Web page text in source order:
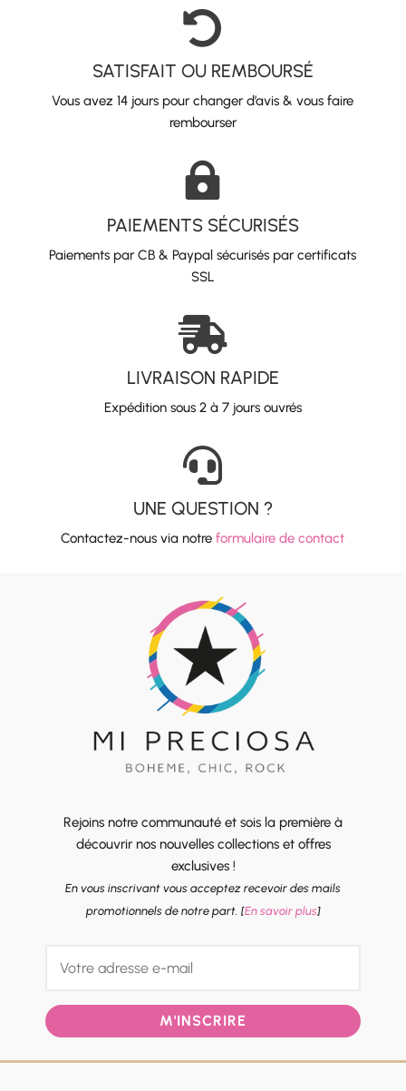

SATISFAIT OU REMBOURSÉ
Vous avez 14 jours pour changer d’avis & vous faire
rembourser

PAIEMENTS SÉCURISÉS
Paiements par CB & Paypal sécurisés par certificats
SSL

LIVRAISON RAPIDE
Expédition sous 2 à 7 jours ouvrés

UNE QUESTION ?
Contactez-nous via notreformulaire de contact
Rejoins notre communauté et sois la première à
découvrir nos nouvelles collections et offres
exclusives !
En vous inscrivant vous acceptez recevoir des mails
promotionnels de notre part. [En savoir plus]
M'INSCRIRE